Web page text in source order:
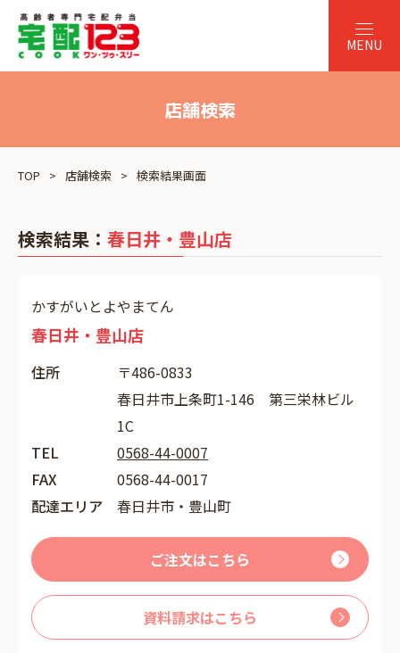
店舗検索
TOP 店舗検索 検索結果画面
検索結果： 春日井・豊山店
かすがいとよやまてん
春日井・豊山店
住所
〒486-0833
春日井市上条町1-146 第三栄林ビル
1C
TEL
0568-44-0007
FAX
0568-44-0017
配達エリア
春日井市・豊山町
ご注文はこちら
資料請求はこちら